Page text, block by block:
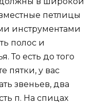
петлицы
инструментами
полос и
То есть до того
пятки, у вас
звеньев, два
п. На спицах